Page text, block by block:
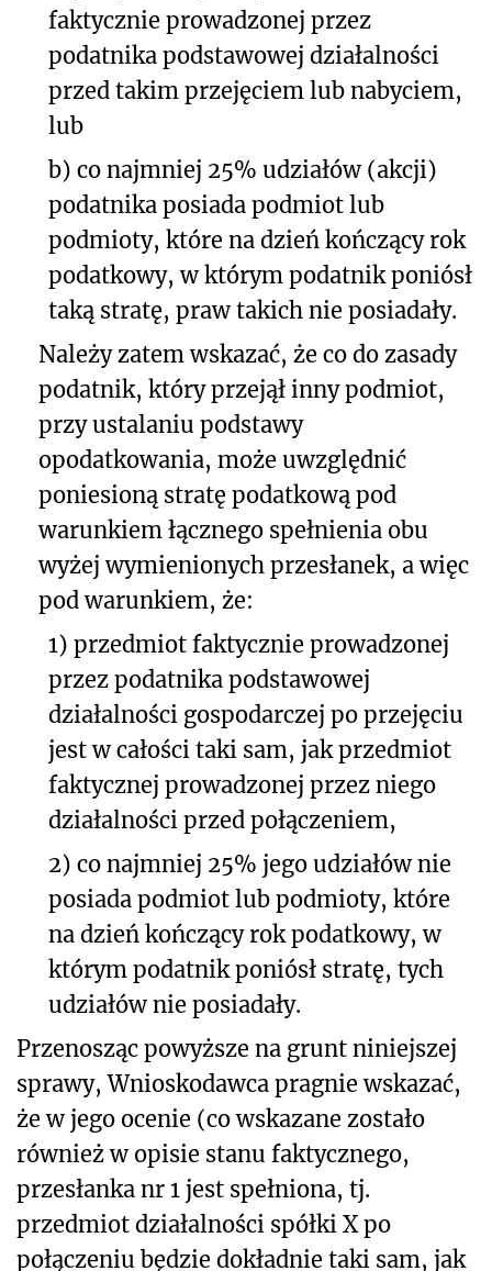
faktycznie prowadzonej przez
podatnika podstawowej działalności
przed takim przejęciem lub nabyciem,
lub
b) co najmniej 25% udziałów (akcji)
podatnika posiada podmiot lub
podmioty, które na dzień kończący rok
podatkowy, w którym podatnik poniósł
taką stratę, praw takich nie posiadały.
Należy zatem wskazać, że co do zasady
podatnik, który przejął inny podmiot,
przy ustalaniu podstawy
opodatkowania, może uwzględnić
poniesioną stratę podatkową pod
warunkiem łącznego spełnienia obu
wyżej wymienionych przesłanek, a więc
pod warunkiem, że:
1) przedmiot faktycznie prowadzonej
przez podatnika podstawowej
działalności gospodarczej po przejęciu
jest w całości taki sam, jak przedmiot
faktycznej prowadzonej przez niego
działalności przed połączeniem,
2) co najmniej 25% jego udziałów nie
posiada podmiot lub podmioty, które
na dzień kończący rok podatkowy, w
którym podatnik poniósł stratę, tych
udziałów nie posiadały.
Przenosząc powyższe na grunt niniejszej
sprawy, Wnioskodawca pragnie wskazać,
że w jego ocenie (co wskazane zostało
również w opisie stanu faktycznego,
przesłanka nr 1 jest spełniona, tj.
przedmiot działalności spółki X po
połączeniu będzie dokładnie taki sam, jak